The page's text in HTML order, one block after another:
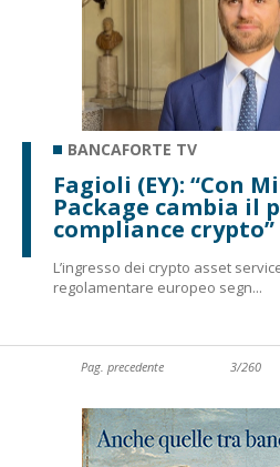
BANCAFORTE TV
Fagioli (EY): “Con
Package cambia il
compliance crypto”
L’ingresso dei crypto asset
regolamentare europeo segn...
Pag. precedente 3/260